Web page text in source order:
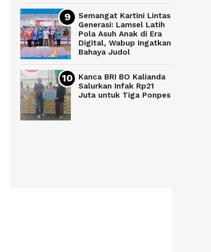
Semangat Kartini Lintas
Generasi: Lamsel Latih
Pola Asuh Anak di Era
Digital, Wabup Ingatkan
Bahaya Judol
Kanca BRI BO Kalianda
Salurkan Infak Rp21
Juta untuk Tiga Ponpes